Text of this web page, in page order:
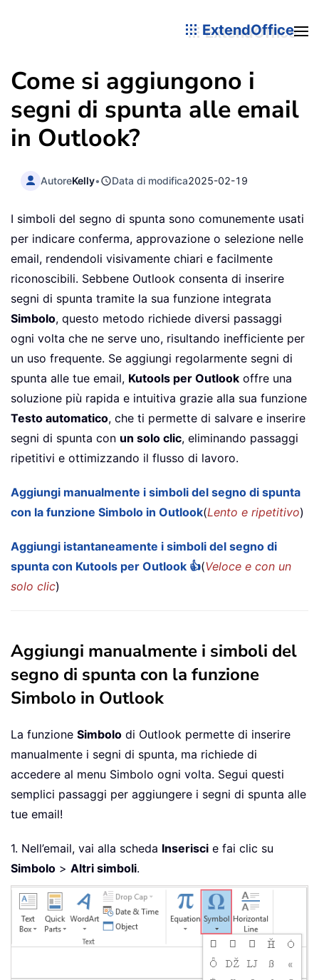
ExtendOffice
Come si aggiungono i
segni di spunta alle email
in Outlook?
AutoreKelly• Data di modifica2025-02-19
I simboli del segno di spunta sono comunemente usati
per indicare conferma, approvazione o selezione nelle
email, rendendoli visivamente chiari e facilmente
riconoscibili. Sebbene Outlook consenta di inserire
segni di spunta tramite la sua funzione integrata
Simbolo, questo metodo richiede diversi passaggi
ogni volta che ne serve uno, risultando inefficiente per
un uso frequente. Se aggiungi regolarmente segni di
spunta alle tue email, Kutools per Outlook offre una
soluzione più rapida e intuitiva grazie alla sua funzione
Testo automatico, che ti permette di salvare e inserire
segni di spunta con un solo clic, eliminando passaggi
ripetitivi e ottimizzando il flusso di lavoro.
Aggiungi manualmente i simboli del segno di spunta
con la funzione Simbolo in Outlook(Lento e ripetitivo)
Aggiungi istantaneamente i simboli del segno di
spunta con Kutools per Outlook 👍(Veloce e con un
solo clic)
Aggiungi manualmente i simboli del
segno di spunta con la funzione
Simbolo in Outlook
La funzione Simbolo di Outlook permette di inserire
manualmente i segni di spunta, ma richiede di
accedere al menu Simbolo ogni volta. Segui questi
semplici passaggi per aggiungere i segni di spunta alle
tue email!
1. Nell’email, vai alla scheda Inserisci e fai clic su
Simbolo > Altri simboli.